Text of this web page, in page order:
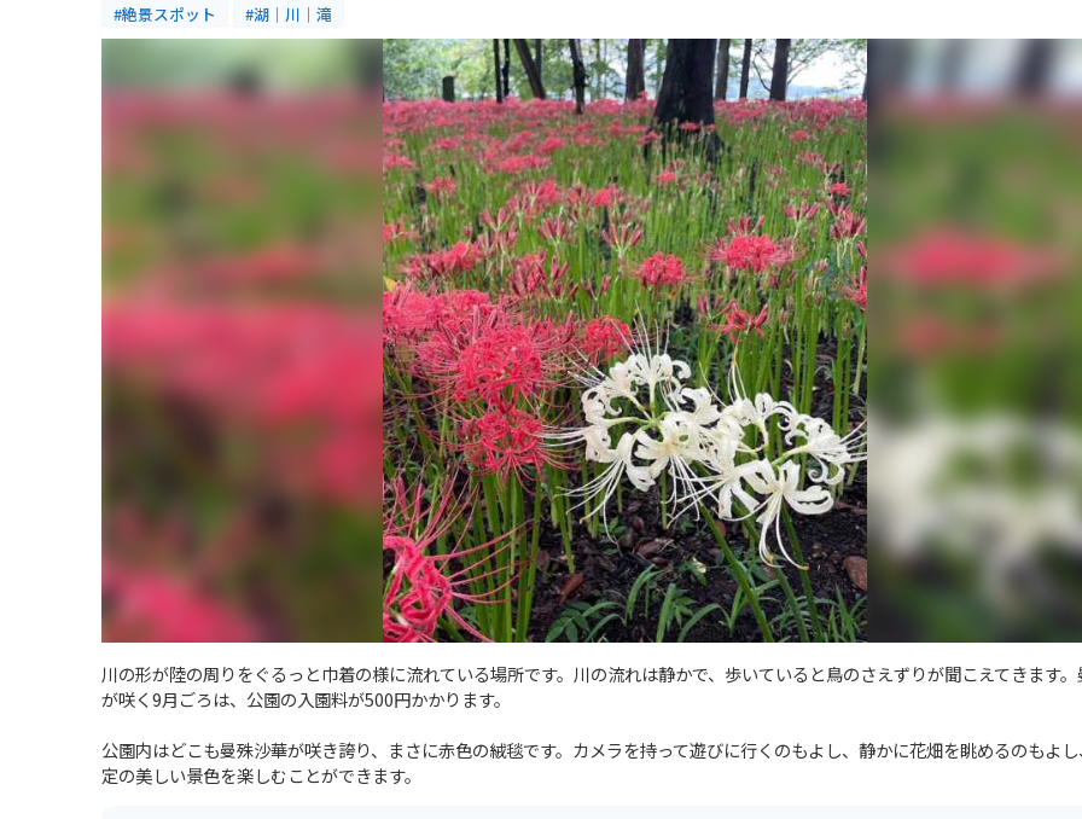
#絶景スポット #湖｜川｜滝
川の形が陸の周りをぐるっと巾着の様に流れている場所です。川の流れは静かで、歩いていると鳥のさえずりが聞こえてきます
が咲く9月ごろは、公園の入園料が500円かかります。
公園内はどこも曼殊沙華が咲き誇り、まさに赤色の絨毯です。カメラを持って遊びに行くのもよし、静かに花畑を眺めるのもよ
定の美しい景色を楽しむことができます。